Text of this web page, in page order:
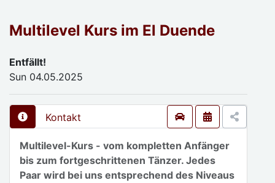
Multilevel Kurs im El Duende
Entfällt!
Sun 04.05.2025
Kontakt
Multilevel-Kurs - vom kompletten Anfänger
bis zum fortgeschrittenen Tänzer. Jedes
Paar wird bei uns entsprechend des Niveaus